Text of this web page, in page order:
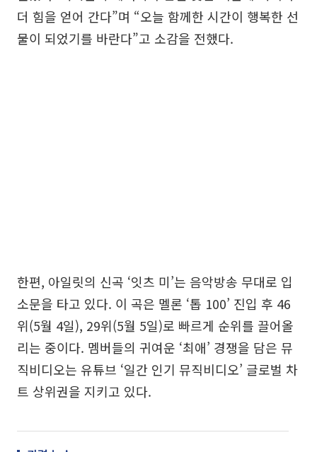
더 힘을 얻어 간다”며 “오늘 함께한 시간이 행복한 선
물이 되었기를 바란다”고 소감을 전했다.
한편, 아일릿의 신곡 ‘잇츠 미’는 음악방송 무대로 입
소문을 타고 있다. 이 곡은 멜론 ‘톱 100’ 진입 후 46
위(5월 4일), 29위(5월 5일)로 빠르게 순위를 끌어올
리는 중이다. 멤버들의 귀여운 ‘최애’ 경쟁을 담은 뮤
직비디오는 유튜브 ‘일간 인기 뮤직비디오’ 글로벌 차
트 상위권을 지키고 있다.